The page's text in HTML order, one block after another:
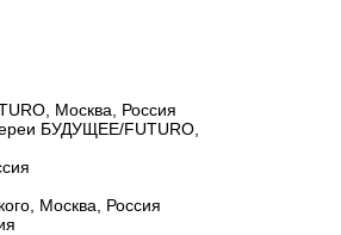
Москва, Россия
БУДУЩЕЕ/FUTURO,
Москва, Россия